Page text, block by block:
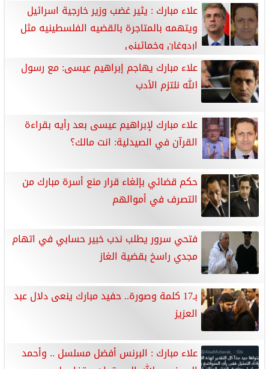
علاء مبارك : يثير غضب وزير خارجية اسرائيل
ويتهمه بالمتاجرة بالقضيه الفلسطينيه مثل
اردوغان وخمائينى
علاء مبارك يهاجم إبراهيم عيسى: مع رسول
الله نلتزم الأدب
علاء مبارك لإبراهيم عيسى بعد رأيه بقراءة
القرآن في الصيدلية: انت مالك؟
حكم قضائي بإلغاء قرار منع أسرة مبارك من
التصرف في أموالهم
فتحي سرور يطلب ندب خبير حسابي في اتهام
مجدي راسخ بقضية الغاز
بـ17 كلمة وصورة.. حفيد مبارك ينعى دلال عبد
العزيز
علاء مبارك : البرنس أفضل مسلسل .. وأحمد